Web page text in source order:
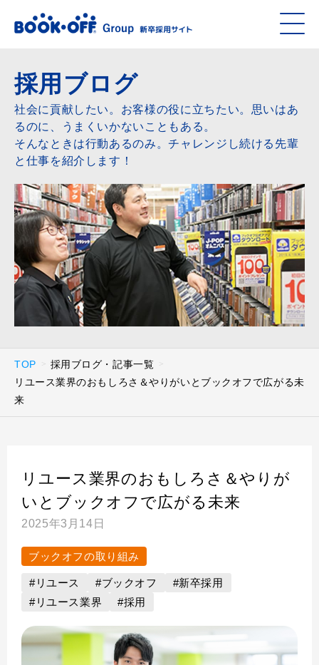
採用ブログ
社会に貢献したい。お客様の役に立ちたい。思いはあ
るのに、うまくいかないこともある。
そんなときは行動あるのみ。チャレンジし続ける先輩
と仕事を紹介します！
TOP
採用ブログ・記事一覧
リユース業界のおもしろさ＆やりがいとブックオフで広がる未
来
リユース業界のおもしろさ＆やりが
いとブックオフで広がる未来
2025年3月14日
ブックオフの取り組み
#リユース #ブックオフ
#新卒採用
#リユース業界
#採用